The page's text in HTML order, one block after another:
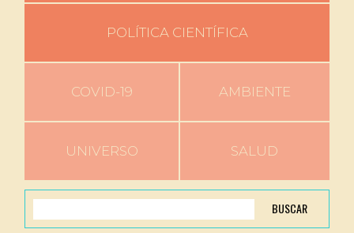
POLÍTICA CIENTÍFICA
COVID-19 AMBIENTE
UNIVERSO SALUD
BUSCAR